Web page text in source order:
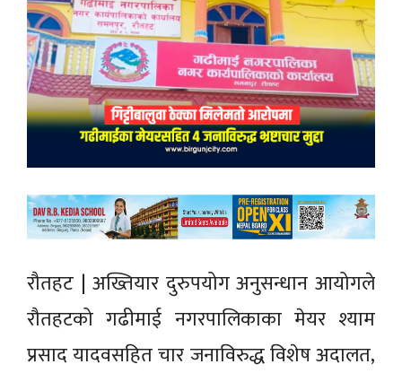
रौतहट | अख्तियार दुरुपयोग अनुसन्धान आयोगले
रौतहटको गढीमाई नगरपालिकाका मेयर श्याम
प्रसाद यादवसहित चार जनाविरुद्ध विशेष अदालत,